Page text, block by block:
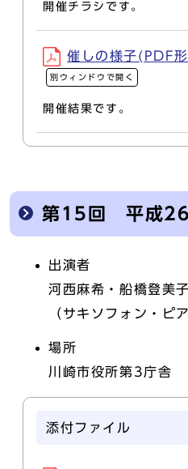
開催チラシです。
催しの様子(PDF
別ウィンドウで開く
開催結果です。
第15回 平成26
出演者
河西麻希・船橋登美子
（サキソフォン・ピ
場所
川崎市役所第3庁舎
添付ファイル